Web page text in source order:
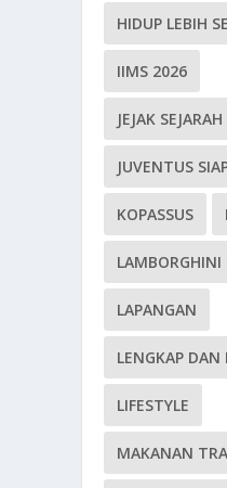
HIDUP LEBIH
IIMS 2026
JEJAK
JUVENTUS
KOPASSUS
LAMBORGHINI
LAPANGAN
LENGKAP DAN
LIFESTYLE
MAKANAN